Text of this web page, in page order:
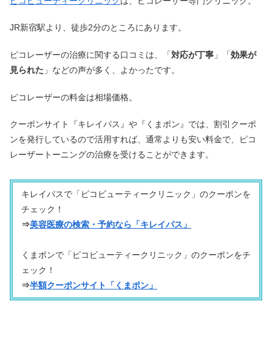
JR新宿駅より、徒歩2分のところにあります。
ピコレーザーの治療に関する口コミは、「対応が丁寧 」「効果が
見られた 」などの声が多く、よかったです。
ピコレーザーの料金は相場価格。
クーポンサイト『キレイパス』や『くまポン』では、割引クーポ
ンを発行しているので活用すれば、通常よりも安い料金で、ピコ
レーザートーニングの治療を受けることができます。
キレイパスで「ピコビューティークリニック」のクーポンを
チェック！
⇒美容医療の検索・予約なら「キレイパス」
くまポンで「ピコビューティークリニック」のクーポンをチ
ェック！
⇒半額クーポンサイト「くまポン」